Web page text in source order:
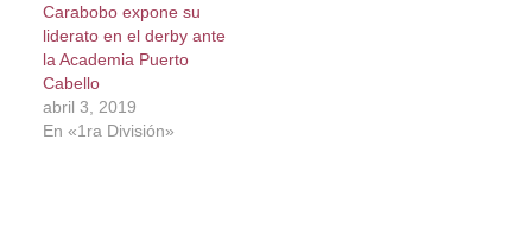
Carabobo expone su
liderato en el derby ante
la Academia Puerto
Cabello
abril 3, 2019
En «1ra División»